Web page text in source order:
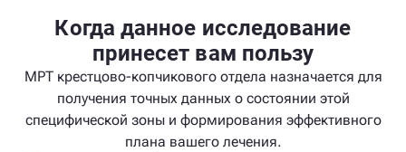
Когда данное исследование
принесет вам пользу
МРТ крестцово-копчикового отдела назначается для
получения точных данных о состоянии этой
специфической зоны и формирования эффективного
плана вашего лечения.